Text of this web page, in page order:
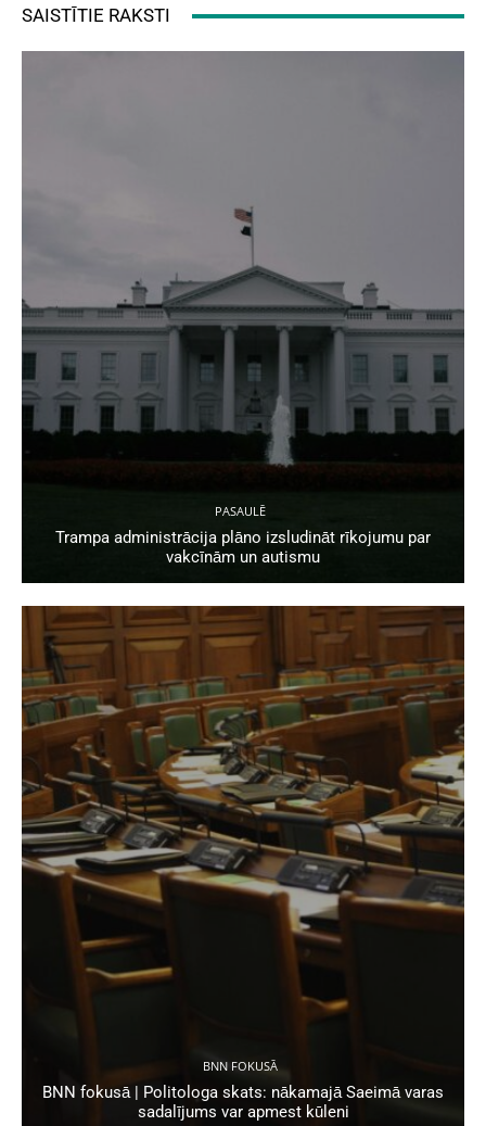
SAISTĪTIE RAKSTI
PASAULĒ
Trampa administrācija plāno izsludināt rīkojumu par
vakcīnām un autismu
BNN FOKUSĀ
BNN fokusā | Politologa skats: nākamajā Saeimā varas
sadalījums var apmest kūleni